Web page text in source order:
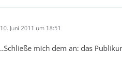
10. Juni 2011 um 18:51
..Schließe mich dem an: das